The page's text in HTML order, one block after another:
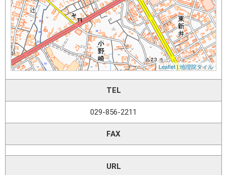
TEL
029-856-2211
FAX
URL